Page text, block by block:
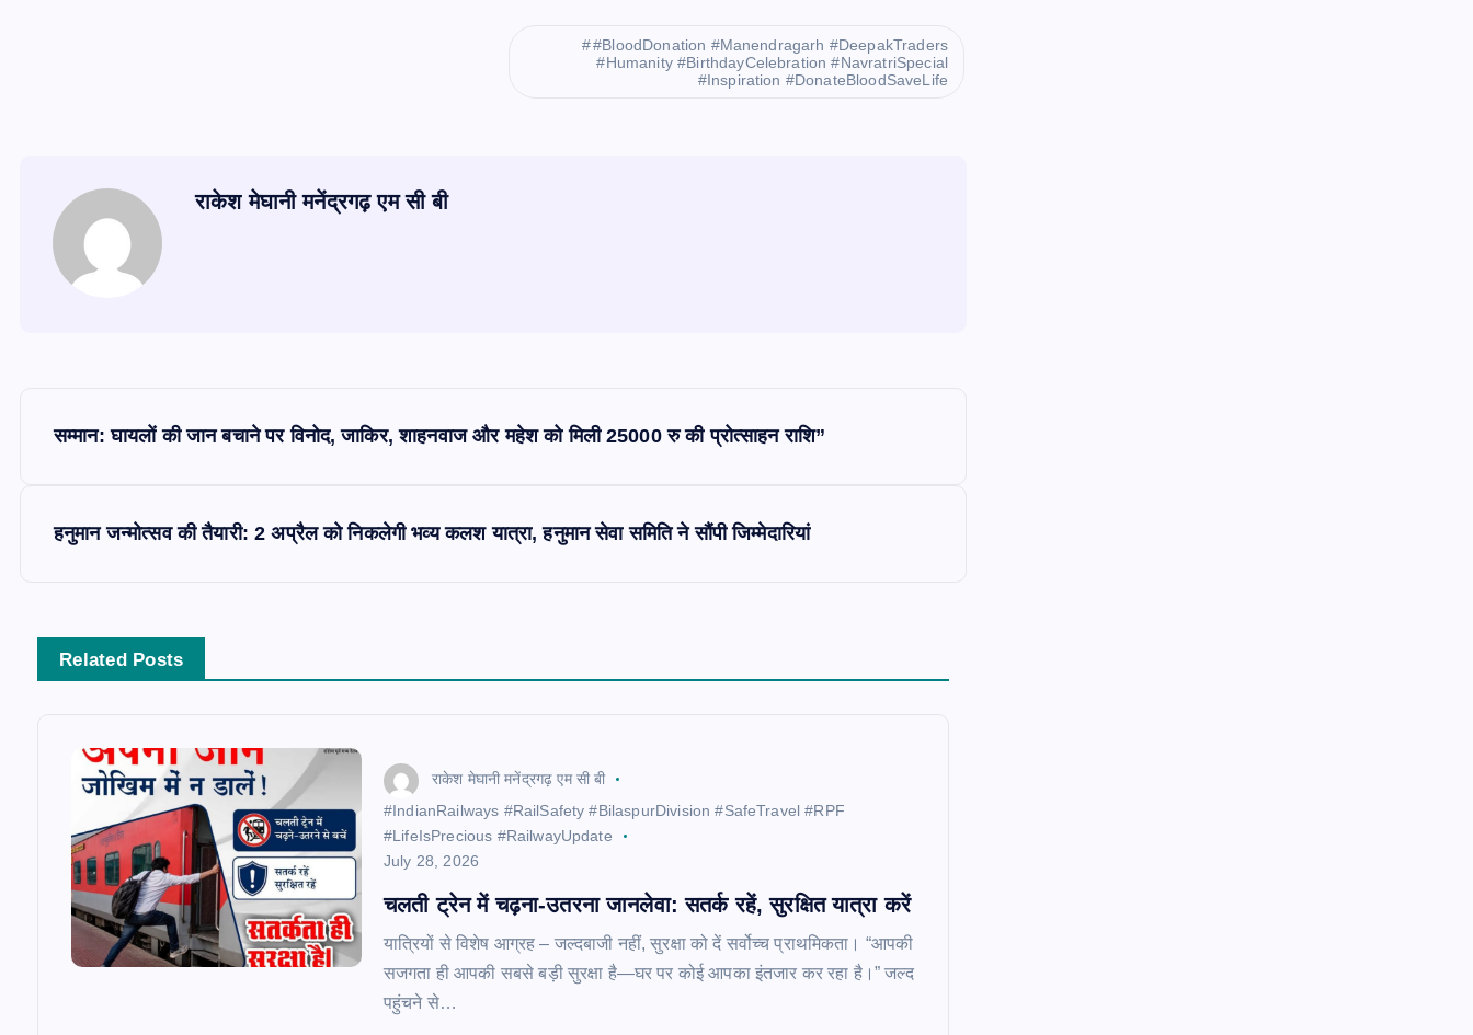
​#BloodDonation #Manendragarh #DeepakTraders
#Humanity #BirthdayCelebration #NavratriSpecial
#Inspiration #DonateBloodSaveLife
राकेश मेघानी मनेंद्रगढ़ एम सी बी
सम्मान: घायलों की जान बचाने पर विनोद, जाकिर, शाहनवाज और महेश को मिली 25000 रु की प्रोत्साहन राशि”
हनुमान जन्मोत्सव की तैयारी: 2 अप्रैल को निकलेगी भव्य कलश यात्रा, हनुमान सेवा समिति ने सौंपी जिम्मेदारियां
Related Posts
राकेश मेघानी मनेंद्रगढ़ एम सी बी
​#IndianRailways #RailSafety #BilaspurDivision #SafeTravel #RPF
#LifeIsPrecious #RailwayUpdate
July 28, 2026
चलती ट्रेन में चढ़ना-उतरना जानलेवा: सतर्क रहें, सुरक्षित यात्रा करें
यात्रियों से विशेष आग्रह – जल्दबाजी नहीं, सुरक्षा को दें सर्वोच्च प्राथमिकता। “आपकी
सजगता ही आपकी सबसे बड़ी सुरक्षा है—घर पर कोई आपका इंतजार कर रहा है।” जल्द
पहुंचने से…